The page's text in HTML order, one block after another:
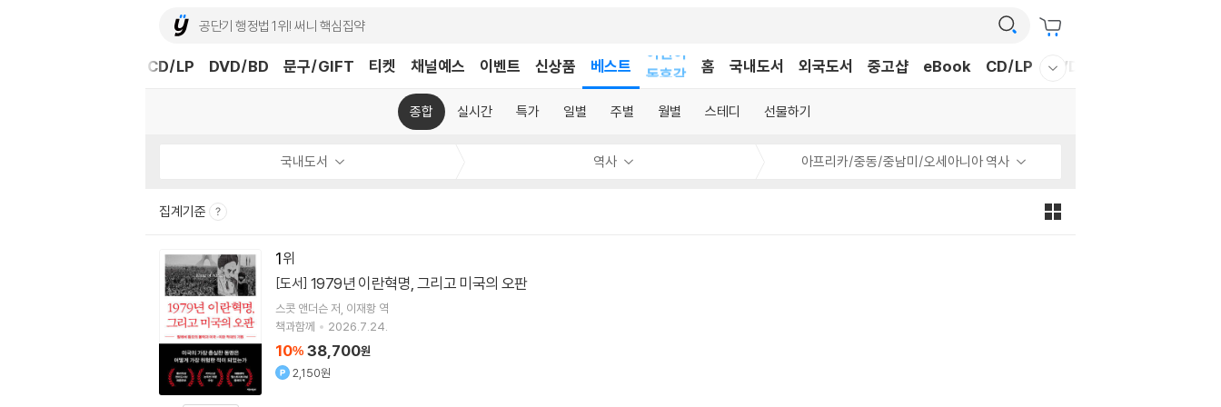
채널예스 이벤트 신상품 베스트
독후감
홈 국내도서 외국도서 중고샵 eBook CD/LP DVD/BD
CD/LP DVD/BD 문구/GIFT 티켓
종합 실시간 특가 일별 주별 월별 스테디 선물하기
국내도서 역사 아프리카/중동/중남미/오세아니아 역사
집계기준
1
[도서] 1979년 이란혁명, 그리고 미국의 오판
스콧 앤더슨저 이재황 역
책과함께
2026.7.24.
10% 38,700원
2,150원